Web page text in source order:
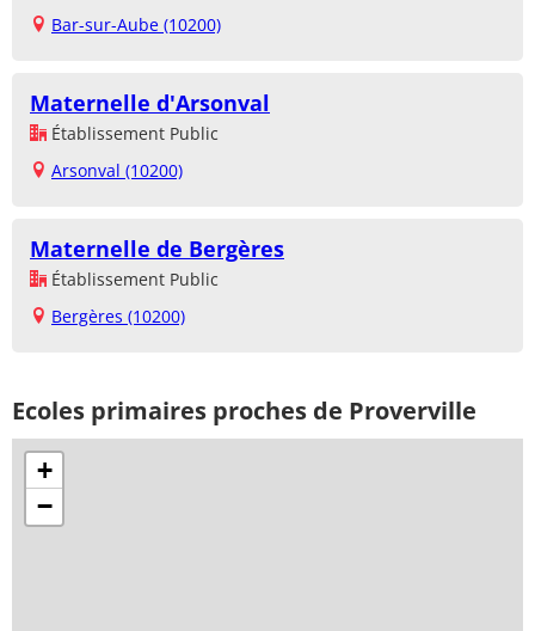
Bar-sur-Aube (10200)
Maternelle d'Arsonval
Établissement Public
Arsonval (10200)
Maternelle de Bergères
Établissement Public
Bergères (10200)
Ecoles primaires proches de Proverville
+
−